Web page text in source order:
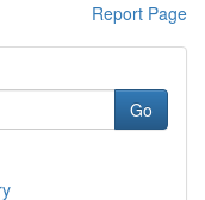
Report Page
Go